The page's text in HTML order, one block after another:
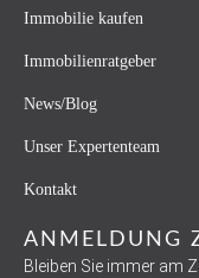
Immobilie kaufen
Immobilienratgeber
News/Blog
Unser Expertenteam
Kontakt
ANMELDUNG
Bleiben Sie immer am